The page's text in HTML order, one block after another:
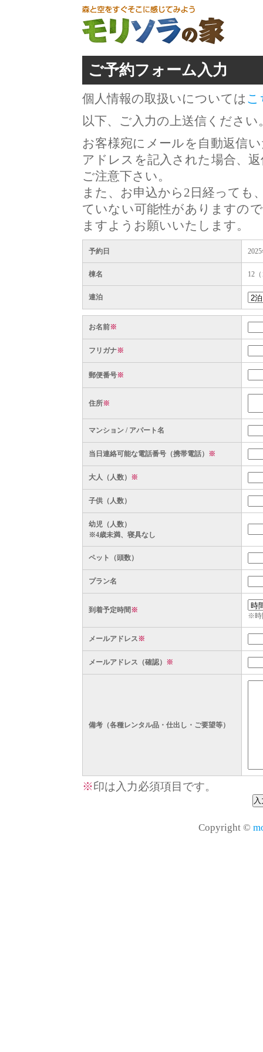
ご予約フォーム入力
個人情報の取扱いについては こ
以下、ご入力の上送信ください
お客様宛にメールを自動返信
アドレスを記入された場合、
ご注意下さい。
また、お申込から2日経っても
ていない可能性がありますの
ますようお願いいたします。
予約日
棟名 12
連泊
お名前※
フリガナ※
郵便番号※
住所※
マンション / アパート名
当日連絡可能な電話番号（携帯電話） ※
大人（人数） ※
子供（人数）
幼児（人数）
※4歳未満、寝具なし
ペット（頭数）
プラン名
到着予定時間※
※時
メールアドレス※
メールアドレス（確認） ※
備考（各種レンタル品・仕出し・ご要望等）
※印は入力必須項目です。
Copyright ©